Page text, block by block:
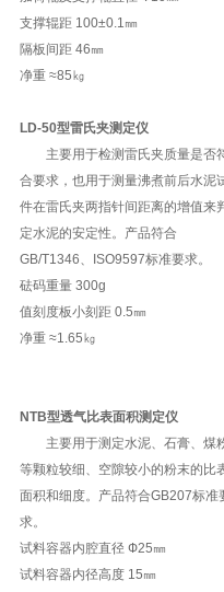
支撑辊距 100±0.1㎜
隔板间距 46㎜
净重 ≈85㎏
LD-50型雷氏夹测定仪
主要用于检测雷氏夹质量是否
合要求，也用于测量沸煮前后水泥
件在雷氏夹两指针间距离的增值来
定水泥的安定性。产品符合
GB/T1346、ISO9597标准要求。
砝码重量 300g
值刻度板小刻距 0.5㎜
净重 ≈1.65㎏
NTB型透气比表面积测定仪
主要用于测定水泥、石膏、煤
等颗粒较细、空隙较小的粉末的比
面积和细度。产品符合GB207标准
求。
试料容器内腔直径 Ф25㎜
试料容器内径高度 15㎜